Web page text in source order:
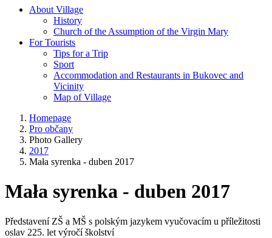
About Village
History
Church of the Assumption of the Virgin Mary
For Tourists
Tips for a Trip
Sport
Accommodation and Restaurants in Bukovec and
Vicinity
Map of Village
Homepage
Pro občany
Photo Gallery
2017
Mała syrenka - duben 2017
Mała syrenka - duben 2017
Představení ZŠ a MŠ s polským jazykem vyučovacím u příležitosti
oslav 225. let výročí školství